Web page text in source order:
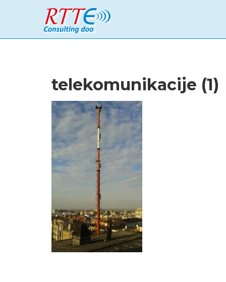
telekomunikacije (1)